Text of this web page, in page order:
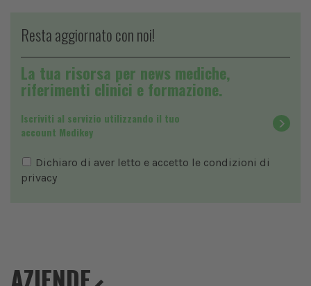
Resta aggiornato con noi!
La tua risorsa per news mediche,
riferimenti clinici e formazione.
Iscriviti al servizio utilizzando il tuo
account Medikey
Dichiaro di aver letto e accetto le condizioni di
privacy